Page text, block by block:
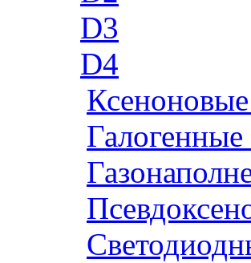
D3
D4